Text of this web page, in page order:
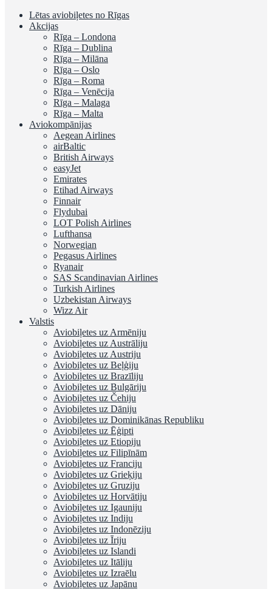
Lētas aviobiļetes no Rīgas
Akcijas
Rīga – Londona
Rīga – Dublina
Rīga – Milāna
Rīga – Oslo
Rīga – Roma
Rīga – Venēcija
Rīga – Malaga
Rīga – Malta
Aviokompānijas
Aegean Airlines
airBaltic
British Airways
easyJet
Emirates
Etihad Airways
Finnair
Flydubai
LOT Polish Airlines
Lufthansa
Norwegian
Pegasus Airlines
Ryanair
SAS Scandinavian Airlines
Turkish Airlines
Uzbekistan Airways
Wizz Air
Valstis
Aviobiļetes uz Armēniju
Aviobiļetes uz Austrāliju
Aviobiļetes uz Austriju
Aviobiļetes uz Beļģiju
Aviobiļetes uz Brazīliju
Aviobiļetes uz Bulgāriju
Aviobiļetes uz Čehiju
Aviobiļetes uz Dāniju
Aviobiļetes uz Dominikānas Republiku
Aviobiļetes uz Ēģipti
Aviobiļetes uz Etiopiju
Aviobiļetes uz Filipīnām
Aviobiļetes uz Franciju
Aviobiļetes uz Grieķiju
Aviobiļetes uz Gruziju
Aviobiļetes uz Horvātiju
Aviobiļetes uz Igauniju
Aviobiļetes uz Indiju
Aviobiļetes uz Indonēziju
Aviobiļetes uz Īriju
Aviobiļetes uz Islandi
Aviobiļetes uz Itāliju
Aviobiļetes uz Izraēlu
Aviobiļetes uz Japānu